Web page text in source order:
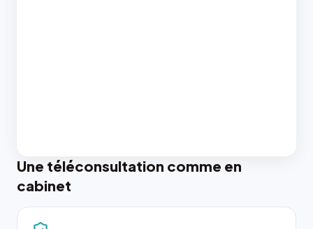
Une téléconsultation comme en
cabinet